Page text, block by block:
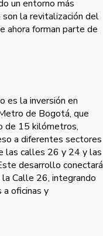
un entorno más
la revitalización del
ahora forman parte de
es la inversión en
de Bogotá, que
de 15 kilómetros,
a diferentes sectores
las calles 26 y 24 y las
desarrollo conectará
Calle 26, integrando
oficinas y